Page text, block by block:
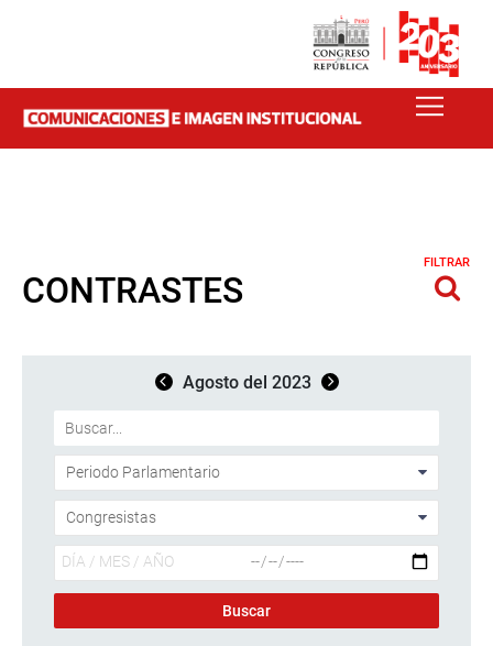
CONTRASTES
FILTRAR
Agosto del 2023